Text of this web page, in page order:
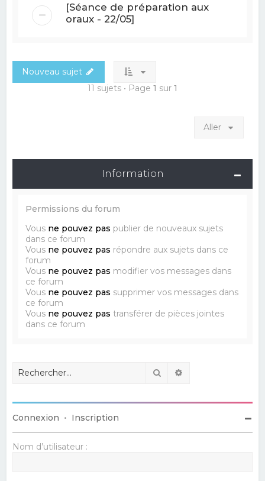
[Séance de préparation aux
oraux - 22/05]
Nouveau sujet
11 sujets • Page 1 sur 1
Aller
Information
Permissions du forum
Vous ne pouvez pas publier de nouveaux sujets
dans ce forum
Vous ne pouvez pas répondre aux sujets dans ce
forum
Vous ne pouvez pas modifier vos messages dans
ce forum
Vous ne pouvez pas supprimer vos messages dans
ce forum
Vous ne pouvez pas transférer de pièces jointes
dans ce forum
Rechercher
Connexion • Inscription
Nom d’utilisateur :